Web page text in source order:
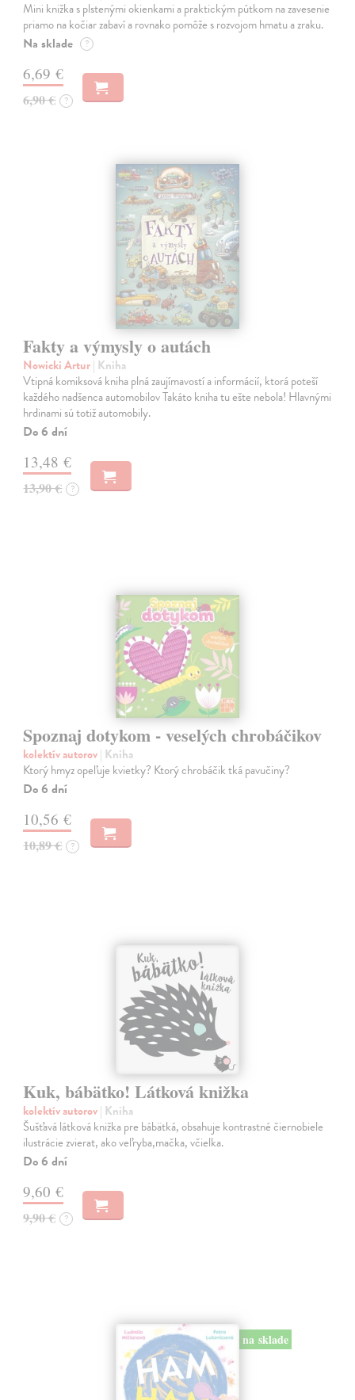
Mini knižka s plstenými okienkami a praktickým pútkom na zavesenie
priamo na kočiar zabaví a rovnako pomôže s rozvojom hmatu a zraku.
Na sklade ?
6,69 €
6,90 € ?
Fakty a výmysly o autách
Nowicki Artur| Kniha
Vtipná komiksová kniha plná zaujímavostí a informácií, ktorá poteší
každého nadšenca automobilov Takáto kniha tu ešte nebola! Hlavnými
hrdinami sú totiž automobily.
Do 6 dní
13,48 €
13,90 € ?
Spoznaj dotykom - veselých chrobáčikov
kolektív autorov| Kniha
Ktorý hmyz opeľuje kvietky? Ktorý chrobáčik tká pavučiny?
Do 6 dní
10,56 €
10,89 € ?
Kuk, bábätko! Látková knižka
kolektív autorov| Kniha
Šušťavá látková knižka pre bábätká, obsahuje kontrastné čiernobiele
ilustrácie zvierat, ako veľryba,mačka, včielka.
Do 6 dní
9,60 €
9,90 € ?
na sklade